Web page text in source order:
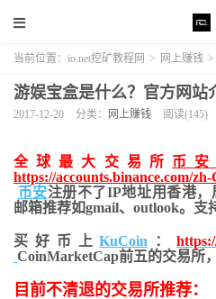
当前位置： io.net挖矿教程网 > 网上赚钱 >
游娱宝盒是什么？官方网站
2017-12-20 分类： 网上赚钱 阅读(145)
全球最大交易所 币安
https://accounts.binance.com/
币安注册不了IP地址用香港，
邮箱推荐如gmail、outlook。支
买好币上KuCoin ：
CoinMarketCap前五的交易所
目前不清退的交易所推荐：